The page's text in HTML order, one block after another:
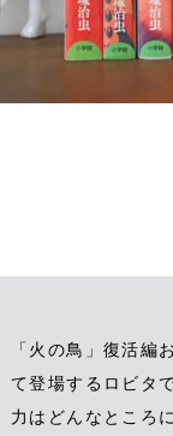
「火の鳥」復活編
て登場するロビタ
力はどんなところ